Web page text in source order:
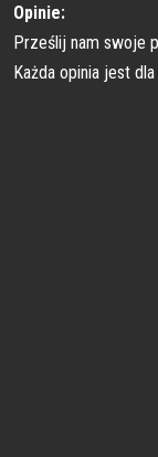
Opinie:
Prześlij nam swoje
Każda opinia jest dla